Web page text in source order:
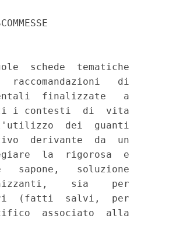
schede  tematiche
di
finalizzate   a
i contesti  di  vita
dei  guanti
derivante  da  un
la  rigorosa  e
sapone,   soluzione
sia    per
(fatti  salvi,  per
associato  alla